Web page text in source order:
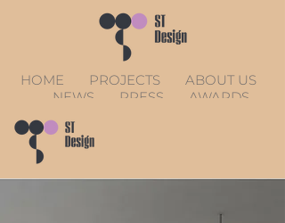
HOME PROJECTS
ABOUT US
NEWS
PRESS
AWARDS